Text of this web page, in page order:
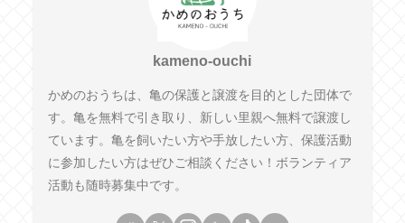
kameno-ouchi
かめのおうちは、亀の保護と譲渡を目的とした団体で
す。亀を無料で引き取り、新しい里親へ無料で譲渡し
ています。亀を飼いたい方や手放したい方、保護活動
に参加したい方はぜひご相談ください！ボランティア
活動も随時募集中です。